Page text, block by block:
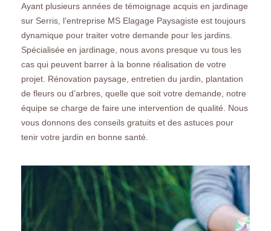
Ayant plusieurs années de témoignage acquis en jardinage
sur Serris, l’entreprise MS Elagage Paysagiste est toujours
dynamique pour traiter votre demande pour les jardins.
Spécialisée en jardinage, nous avons presque vu tous les
cas qui peuvent barrer à la bonne réalisation de votre
projet. Rénovation paysage, entretien du jardin, plantation
de fleurs ou d’arbres, quelle que soit votre demande, notre
équipe se charge de faire une intervention de qualité. Nous
vous donnons des conseils gratuits et des astuces pour
tenir votre jardin en bonne santé.